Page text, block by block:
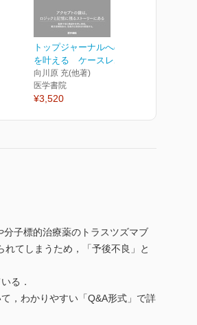
トップジャーナルへの掲載
を叶える ケースレポー...
向川原 充(他著)
医学書院
¥3,520
子標的治療薬のトラスツズマブ
てしまうため，「予後不良」と
る．
，わかりやすい「Q&A形式」で詳